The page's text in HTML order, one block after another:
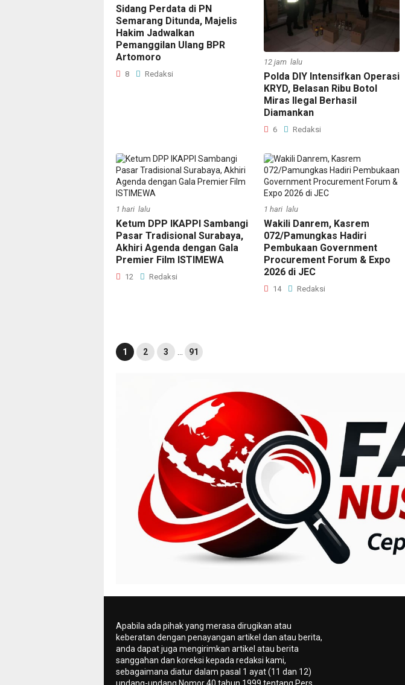
Sidang Perdata di PN
Semarang Ditunda, Majelis
Hakim Jadwalkan
Pemanggilan Ulang BPR
Artomoro
8 Redaksi
12 jam lalu
Polda DIY Intensifkan Operasi
KRYD, Belasan Ribu Botol
Miras Ilegal Berhasil
Diamankan
6 Redaksi
1 hari lalu
Ketum DPP IKAPPI Sambangi
Pasar Tradisional Surabaya,
Akhiri Agenda dengan Gala
Premier Film ISTIMEWA
12 Redaksi
1 hari lalu
Wakili Danrem, Kasrem
072/Pamungkas Hadiri
Pembukaan Government
Procurement Forum & Expo
2026 di JEC
14 Redaksi
1 2 3 91
Apabila ada pihak yang merasa dirugikan atau
keberatan dengan penayangan artikel dan atau berita,
anda dapat juga mengirimkan artikel atau berita
sanggahan dan koreksi kepada redaksi kami,
sebagaimana diatur dalam pasal 1 ayat (11 dan 12)
undang-undang Nomor 40 tahun 1999 tentang Pers.